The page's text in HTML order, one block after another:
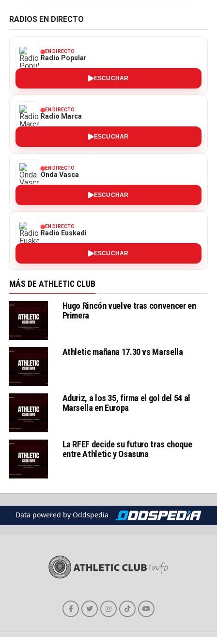
RADIOS EN DIRECTO
EN DIRECTO
Radio Popular
ESCUCHAR
EN DIRECTO
Radio Marca
ESCUCHAR
EN DIRECTO
Onda Vasca
ESCUCHAR
EN DIRECTO
Radio Euskadi
ESCUCHAR
MÁS DE ATHLETIC CLUB
Hugo Rincón vuelve tras convencer en
Primera
Athletic mañana 17.30 vs Marsella
Aduriz, a los 35, firma el gol del 54 al
Marsella en Europa
La RFEF decide su futuro tras choque
entre Athletic y Osasuna
Data powered by Oddspedia